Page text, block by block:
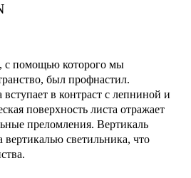
с помощью которого мы
был профнастил.
в контраст с лепниной и
поверхность листа отражает
преломления. Вертикаль
вертикалью светильника, что